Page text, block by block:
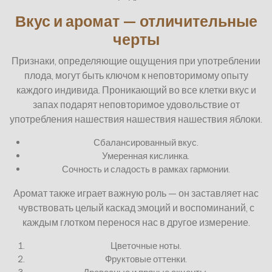
Вкус и аромат — отличительные
черты
Признаки, определяющие ощущения при употреблении
плода, могут быть ключом к неповторимому опыту
каждого индивида. Проникающий во все клетки вкус и
запах подарят неповторимое удовольствие от
употребления нашествия нашествия нашествия яблоки.
Сбалансированный вкус.
Умеренная кислинка.
Сочность и сладость в рамках гармонии.
Аромат также играет важную роль — он заставляет нас
чувствовать целый каскад эмоций и воспоминаний, с
каждым глотком перенося нас в другое измерение.
Цветочные ноты.
Фруктовые оттенки.